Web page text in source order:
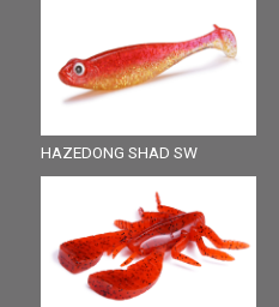
HAZEDONG SHAD SW